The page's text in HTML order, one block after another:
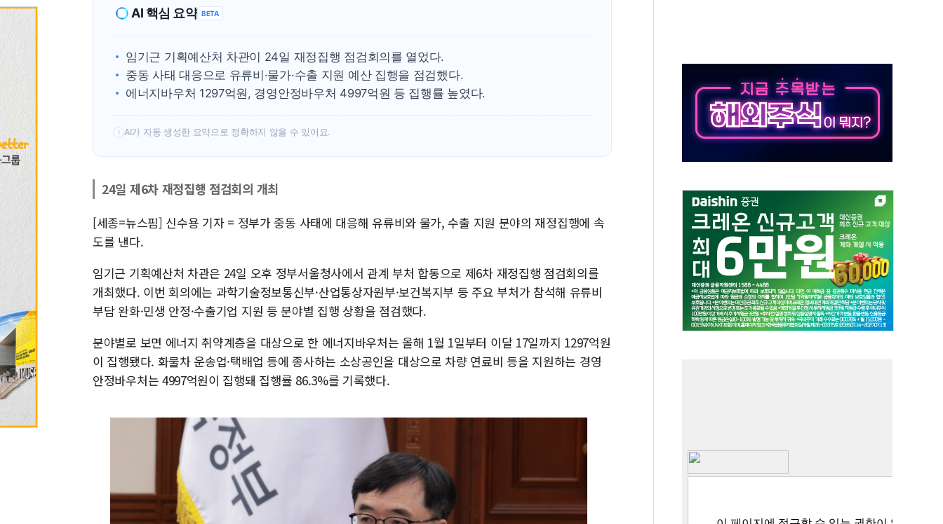
한상협, 업계 개인정보 보안 새판 짠다…'자율규제단체' 타진
민주당, 오늘 제주·인천 경선 발표...김민석 '재역전' vs 정청래 '격차 확대'
뉴욕증시, 고용 쇼크에 금리 인상 우려 후퇴…S&P500 최고치
AI 핵심 요약 BETA
임기근 기획예산처 차관이 24일 재정집행 점검회의를 열었다.
중동 사태 대응으로 유류비·물가·수출 지원 예산 집행을 점검했다.
에너지바우처 1297억원, 경영안정바우처 4997억원 등 집행률 높였다.
! AI가 자동 생성한 요약으로 정확하지 않을 수 있어요.
24일 제6차 재정집행 점검회의 개최
[세종=뉴스핌] 신수용 기자 = 정부가 중동 사태에 대응해 유류비와 물가, 수출 지원 분야의 재정집행에 속
도를 낸다.
임기근 기획예산처 차관은 24일 오후 정부서울청사에서 관계 부처 합동으로 제6차 재정집행 점검회의를
개최했다. 이번 회의에는 과학기술정보통신부·산업통상자원부·보건복지부 등 주요 부처가 참석해 유류비
부담 완화·민생 안정·수출기업 지원 등 분야별 집행 상황을 점검했다.
분야별로 보면 에너지 취약계층을 대상으로 한 에너지바우처는 올해 1월 1일부터 이달 17일까지 1297억원
이 집행됐다. 화물차 운송업·택배업 등에 종사하는 소상공인을 대상으로 차량 연료비 등을 지원하는 경영
안정바우처는 4997억원이 집행돼 집행률 86.3%를 기록했다.